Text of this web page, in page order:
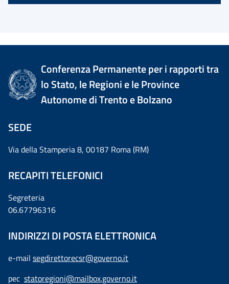
Conferenza Permanente per i rapporti tra
lo Stato, le Regioni e le Province
Autonome di Trento e Bolzano
SEDE
Via della Stamperia 8, 00187 Roma (RM)
RECAPITI TELEFONICI
Segreteria
06.67796316
INDIRIZZI DI POSTA ELETTRONICA
e-mail segdirettorecsr@governo.it
pec statoregioni@mailbox.governo.it